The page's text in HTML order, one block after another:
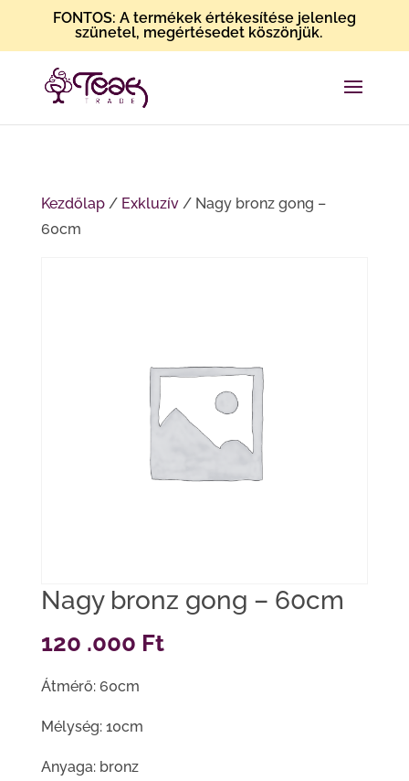
FONTOS: A termékek értékesítése jelenleg
szünetel, megértésedet köszönjük.
Kezdőlap/ Exkluzív/ Nagy bronz gong –
60cm
Nagy bronz gong – 60cm
120 .000 Ft
Átmérő: 60cm
Mélység: 10cm
Anyaga: bronz